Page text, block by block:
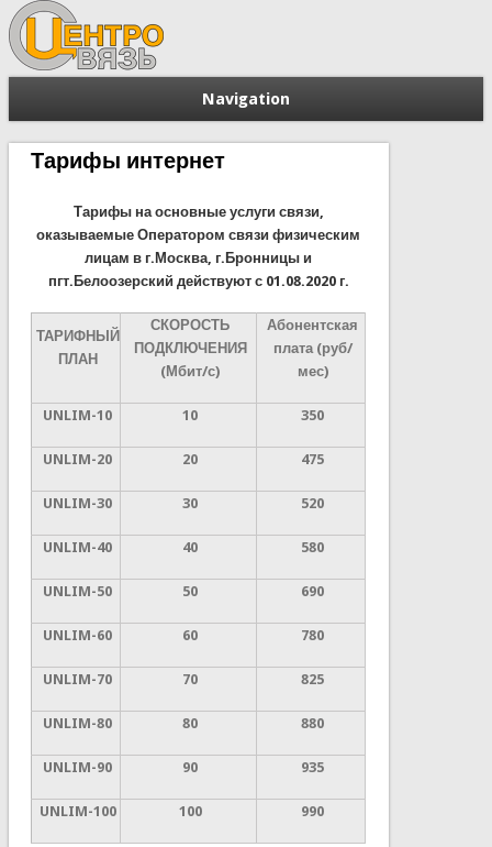
Navigation
Тарифы интернет
Тарифы на основные услуги связи,
оказываемые Оператором связи физическим
лицам в г.Москва, г.Бронницы и
пгт.Белоозерский действуют с 01.08.2020 г.
ТАРИФНЫЙ
ПЛАН
СКОРОСТЬ
ПОДКЛЮЧЕНИЯ
(Мбит/с)
Абонентская
плата (руб/
мес)
UNLIM-10 10 350
UNLIM-20 20 475
UNLIM-30 30 520
UNLIM-40 40 580
UNLIM-50 50 690
UNLIM-60 60 780
UNLIM-70 70 825
UNLIM-80 80 880
UNLIM-90 90 935
UNLIM-100 100 990